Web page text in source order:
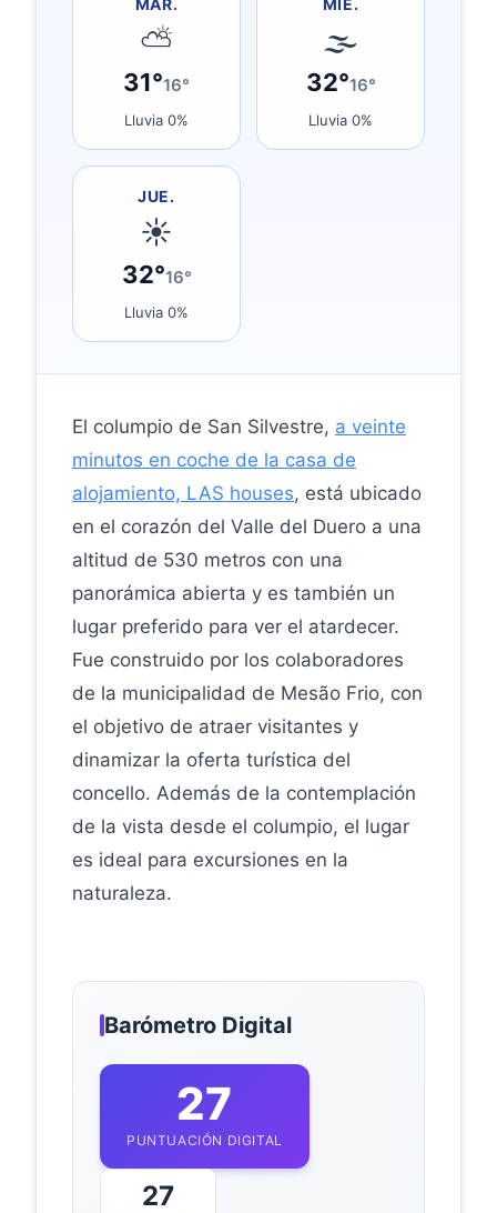
⛅
31°16°
Lluvia 0%
🌫
32°16°
Lluvia 0%
JUE.
☀
32°16°
Lluvia 0%
El columpio de San Silvestre, a veinte
minutos en coche de la casa de
alojamiento, LAS houses, está ubicado
en el corazón del Valle del Duero a una
altitud de 530 metros con una
panorámica abierta y es también un
lugar preferido para ver el atardecer.
Fue construido por los colaboradores
de la municipalidad de Mesão Frio, con
el objetivo de atraer visitantes y
dinamizar la oferta turística del
concello. Además de la contemplación
de la vista desde el columpio, el lugar
es ideal para excursiones en la
naturaleza.
Barómetro Digital
27
PUNTUACIÓN DIGITAL
27